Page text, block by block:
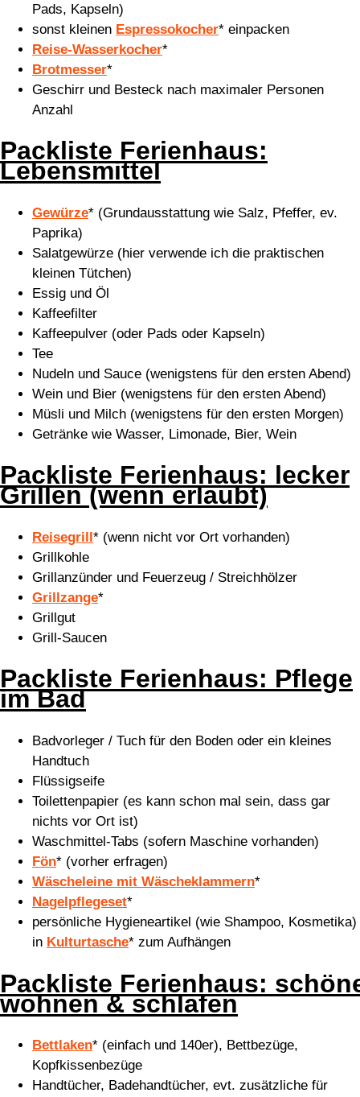
Pads, Kapseln)
sonst kleinen Espressokocher* einpacken
Reise-Wasserkocher*
Brotmesser*
Geschirr und Besteck nach maximaler Personen
Anzahl
Packliste Ferienhaus:
Lebensmittel
Gewürze* (Grundausstattung wie Salz, Pfeffer, ev.
Paprika)
Salatgewürze (hier verwende ich die praktischen
kleinen Tütchen)
Essig und Öl
Kaffeefilter
Kaffeepulver (oder Pads oder Kapseln)
Tee
Nudeln und Sauce (wenigstens für den ersten Abend)
Wein und Bier (wenigstens für den ersten Abend)
Müsli und Milch (wenigstens für den ersten Morgen)
Getränke wie Wasser, Limonade, Bier, Wein
Packliste Ferienhaus: lecker
Grillen (wenn erlaubt)
Reisegrill* (wenn nicht vor Ort vorhanden)
Grillkohle
Grillanzünder und Feuerzeug / Streichhölzer
Grillzange*
Grillgut
Grill-Saucen
Packliste Ferienhaus: Pflege
im Bad
Badvorleger / Tuch für den Boden oder ein kleines
Handtuch
Flüssigseife
Toilettenpapier (es kann schon mal sein, dass gar
nichts vor Ort ist)
Waschmittel-Tabs (sofern Maschine vorhanden)
Fön* (vorher erfragen)
Wäscheleine mit Wäscheklammern*
Nagelpflegeset*
persönliche Hygieneartikel (wie Shampoo, Kosmetika)
in Kulturtasche* zum Aufhängen
Packliste Ferienhaus:
wohnen & schlafen
Bettlaken* (einfach und 140er), Bettbezüge,
Kopfkissenbezüge
Handtücher, Badehandtücher, evt. zusätzliche für